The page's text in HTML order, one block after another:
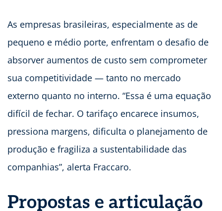
As empresas brasileiras, especialmente as de
pequeno e médio porte, enfrentam o desafio de
absorver aumentos de custo sem comprometer
sua competitividade — tanto no mercado
externo quanto no interno. “Essa é uma equação
difícil de fechar. O tarifaço encarece insumos,
pressiona margens, dificulta o planejamento de
produção e fragiliza a sustentabilidade das
companhias”, alerta Fraccaro.
Propostas e articulação